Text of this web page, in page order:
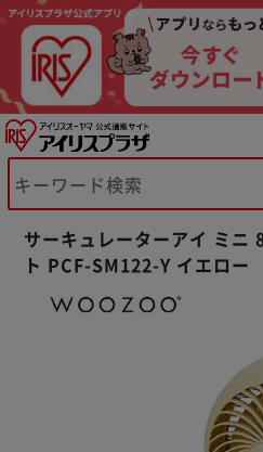
サーキュレーターアイ ミニ
ト PCF-SM122-Y イエロー